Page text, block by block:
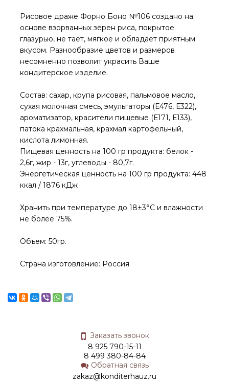
Рисовое драже Форно Боно №106 создано на
основе взорванных зерен риса, покрытое
глазурью, не тает, мягкое и обладает приятным
вкусом. Разнообразие цветов и размеров
несомненно позволит украсить Ваше
кондитерское изделие.
Состав: сахар, крупа рисовая, пальмовое масло,
сухая молочная смесь, эмульгаторы (Е476, Е322),
ароматизатор, красители пищевые (Е171, Е133),
патока крахмальная, крахмал картофельный,
кислота лимонная.
Пищевая ценность на 100 гр продукта: белок -
2,6г, жир - 13г, углеводы - 80,7г.
Энергетическая ценность на 100 гр продукта: 448
ккал / 1876 кДж
Хранить при температуре до 18±3°С и влажности
не более 75%.
Объем: 50гр.
Страна изготовление: Россия
Заказать звонок
8 925 790-15-11
8 499 380-84-84
Обратная связь
zakaz@konditerhauz.ru